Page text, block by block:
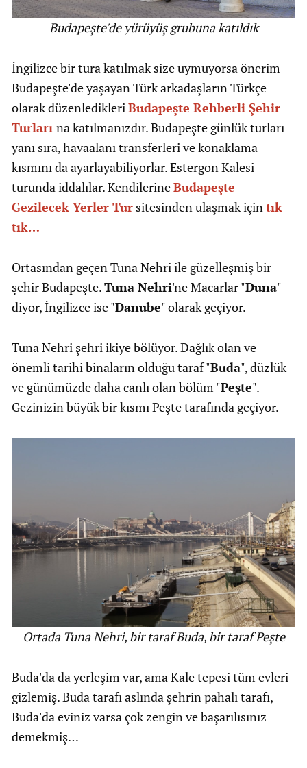
Budapeşte'de yürüyüş grubuna katıldık
İngilizce bir tura katılmak size uymuyorsa önerim
Budapeşte'de yaşayan Türk arkadaşların Türkçe
olarak düzenledikleriBudapeşte Rehberli Şehir
Turları na katılmanızdır. Budapeşte günlük turları
yanı sıra, havaalanı transferleri ve konaklama
kısmını da ayarlayabiliyorlar. Estergon Kalesi
turunda iddalılar. KendilerineBudapeşte
Gezilecek Yerler Tur sitesinden ulaşmak içintık
tık…
Ortasından geçen Tuna Nehri ile güzelleşmiş bir
şehir Budapeşte.Tuna Nehri'ne Macarlar "Duna"
diyor, İngilizce ise "Danube" olarak geçiyor.
Tuna Nehri şehri ikiye bölüyor. Dağlık olan ve
önemli tarihi binaların olduğu taraf "Buda", düzlük
ve günümüzde daha canlı olan bölüm "Peşte".
Gezinizin büyük bir kısmı Peşte tarafında geçiyor.
Ortada Tuna Nehri, bir taraf Buda, bir taraf Peşte
Buda'da da yerleşim var, ama Kale tepesi tüm evleri
gizlemiş. Buda tarafı aslında şehrin pahalı tarafı,
Buda'da eviniz varsa çok zengin ve başarılısınız
demekmiş…